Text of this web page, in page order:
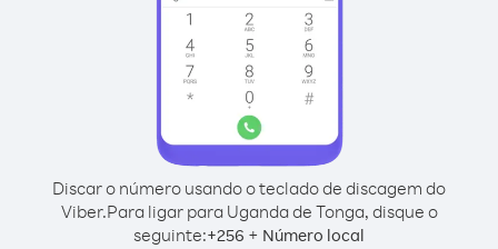
Discar o número usando o teclado de discagem do
Viber.Para ligar para Uganda de Tonga, disque o
seguinte:+256 + Número local